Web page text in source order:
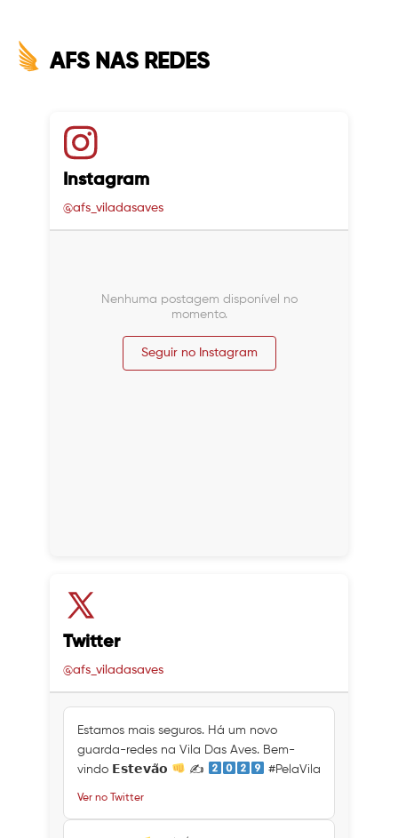
AFS NAS REDES
Instagram
@afs_viladasaves
Nenhuma postagem disponível no
momento.
Seguir no Instagram
Twitter
@afs_viladasaves
Estamos mais seguros. Há um novo
guarda-redes na Vila Das Aves. Bem-
vindo 𝗘𝘀𝘁𝗲𝘃𝗮̃𝗼
✍ #PelaVila
Ver no Twitter